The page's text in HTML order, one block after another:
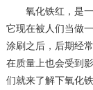
氧化铁红，是一
它现在被人们当做
涂刷之后，后期经
在质量上也会受到
们就来了解下氧化